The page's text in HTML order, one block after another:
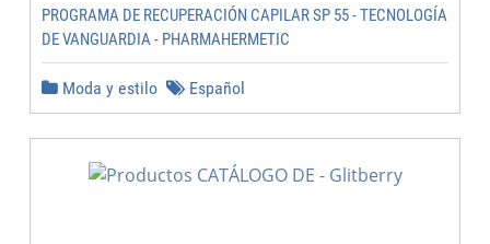
PROGRAMA DE RECUPERACIÓN CAPILAR SP 55 - TECNOLOGÍA
DE VANGUARDIA - PHARMAHERMETIC
Moda y estilo Español